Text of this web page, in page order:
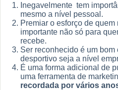
Inegavelmente tem
mesmo a nível pessoal.
Premiar o esforço de
importante não só para
recebe.
Ser reconhecido é um bom
desportivo seja a nível
É uma forma adicional de
uma ferramenta de
recordada por vários